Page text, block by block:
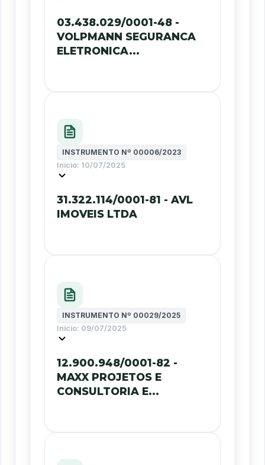
03.438.029/0001-48 -
VOLPMANN SEGURANCA
ELETRONICA...
INSTRUMENTO Nº 00006/2023
Início: 10/07/2025
31.322.114/0001-81 - AVL
IMOVEIS LTDA
INSTRUMENTO Nº 00029/2025
Início: 09/07/2025
12.900.948/0001-82 -
MAXX PROJETOS E
CONSULTORIA E...